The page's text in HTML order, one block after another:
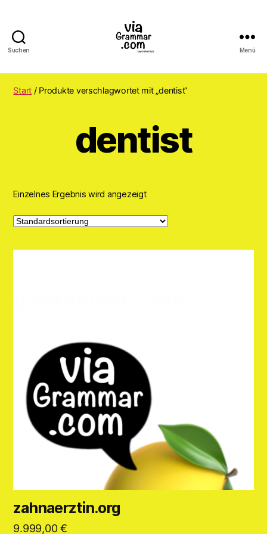
Suchen Menü
Start / Produkte verschlagwortet mit „dentist“
dentist
Einzelnes Ergebnis wird angezeigt
zahnaerztin.org
9.999,00€